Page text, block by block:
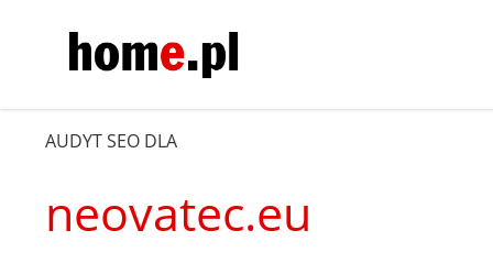
AUDYT SEO DLA
neovatec.eu